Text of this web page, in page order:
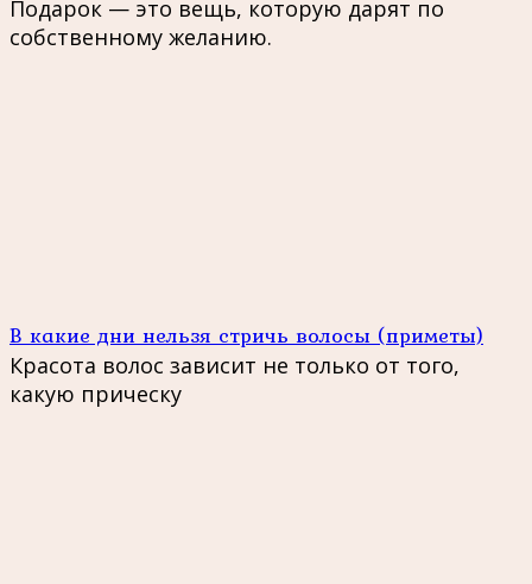
Подарок — это вещь, которую дарят по
собственному желанию.
В какие дни нельзя стричь волосы (приметы)
Красота волос зависит не только от того,
какую прическу